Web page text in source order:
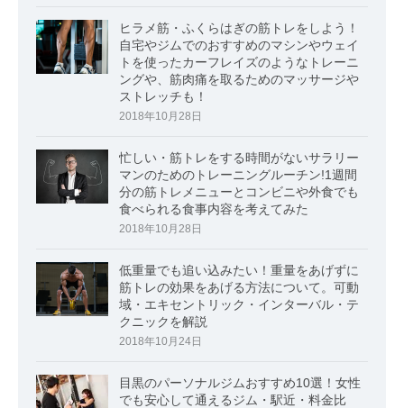
ヒラメ筋・ふくらはぎの筋トレをしよう！
自宅やジムでのおすすめのマシンやウェイ
トを使ったカーフレイズのようなトレーニ
ングや、筋肉痛を取るためのマッサージや
ストレッチも！
2018年10月28日
忙しい・筋トレをする時間がないサラリー
マンのためのトレーニングルーチン!1週間
分の筋トレメニューとコンビニや外食でも
食べられる食事内容を考えてみた
2018年10月28日
低重量でも追い込みたい！重量をあげずに
筋トレの効果をあげる方法について。可動
域・エキセントリック・インターバル・テ
クニックを解説
2018年10月24日
目黒のパーソナルジムおすすめ10選！女性
でも安心して通えるジム・駅近・料金比